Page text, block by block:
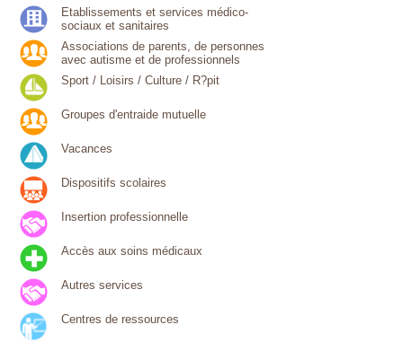
Etablissements et services médico-
sociaux et sanitaires
Associations de parents, de personnes
avec autisme et de professionnels
Sport / Loisirs / Culture / R?pit
Groupes d'entraide mutuelle
Vacances
Dispositifs scolaires
Insertion professionnelle
Accès aux soins médicaux
Autres services
Centres de ressources